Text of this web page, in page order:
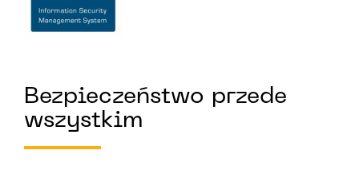
Bezpieczeństwo przede
wszystkim